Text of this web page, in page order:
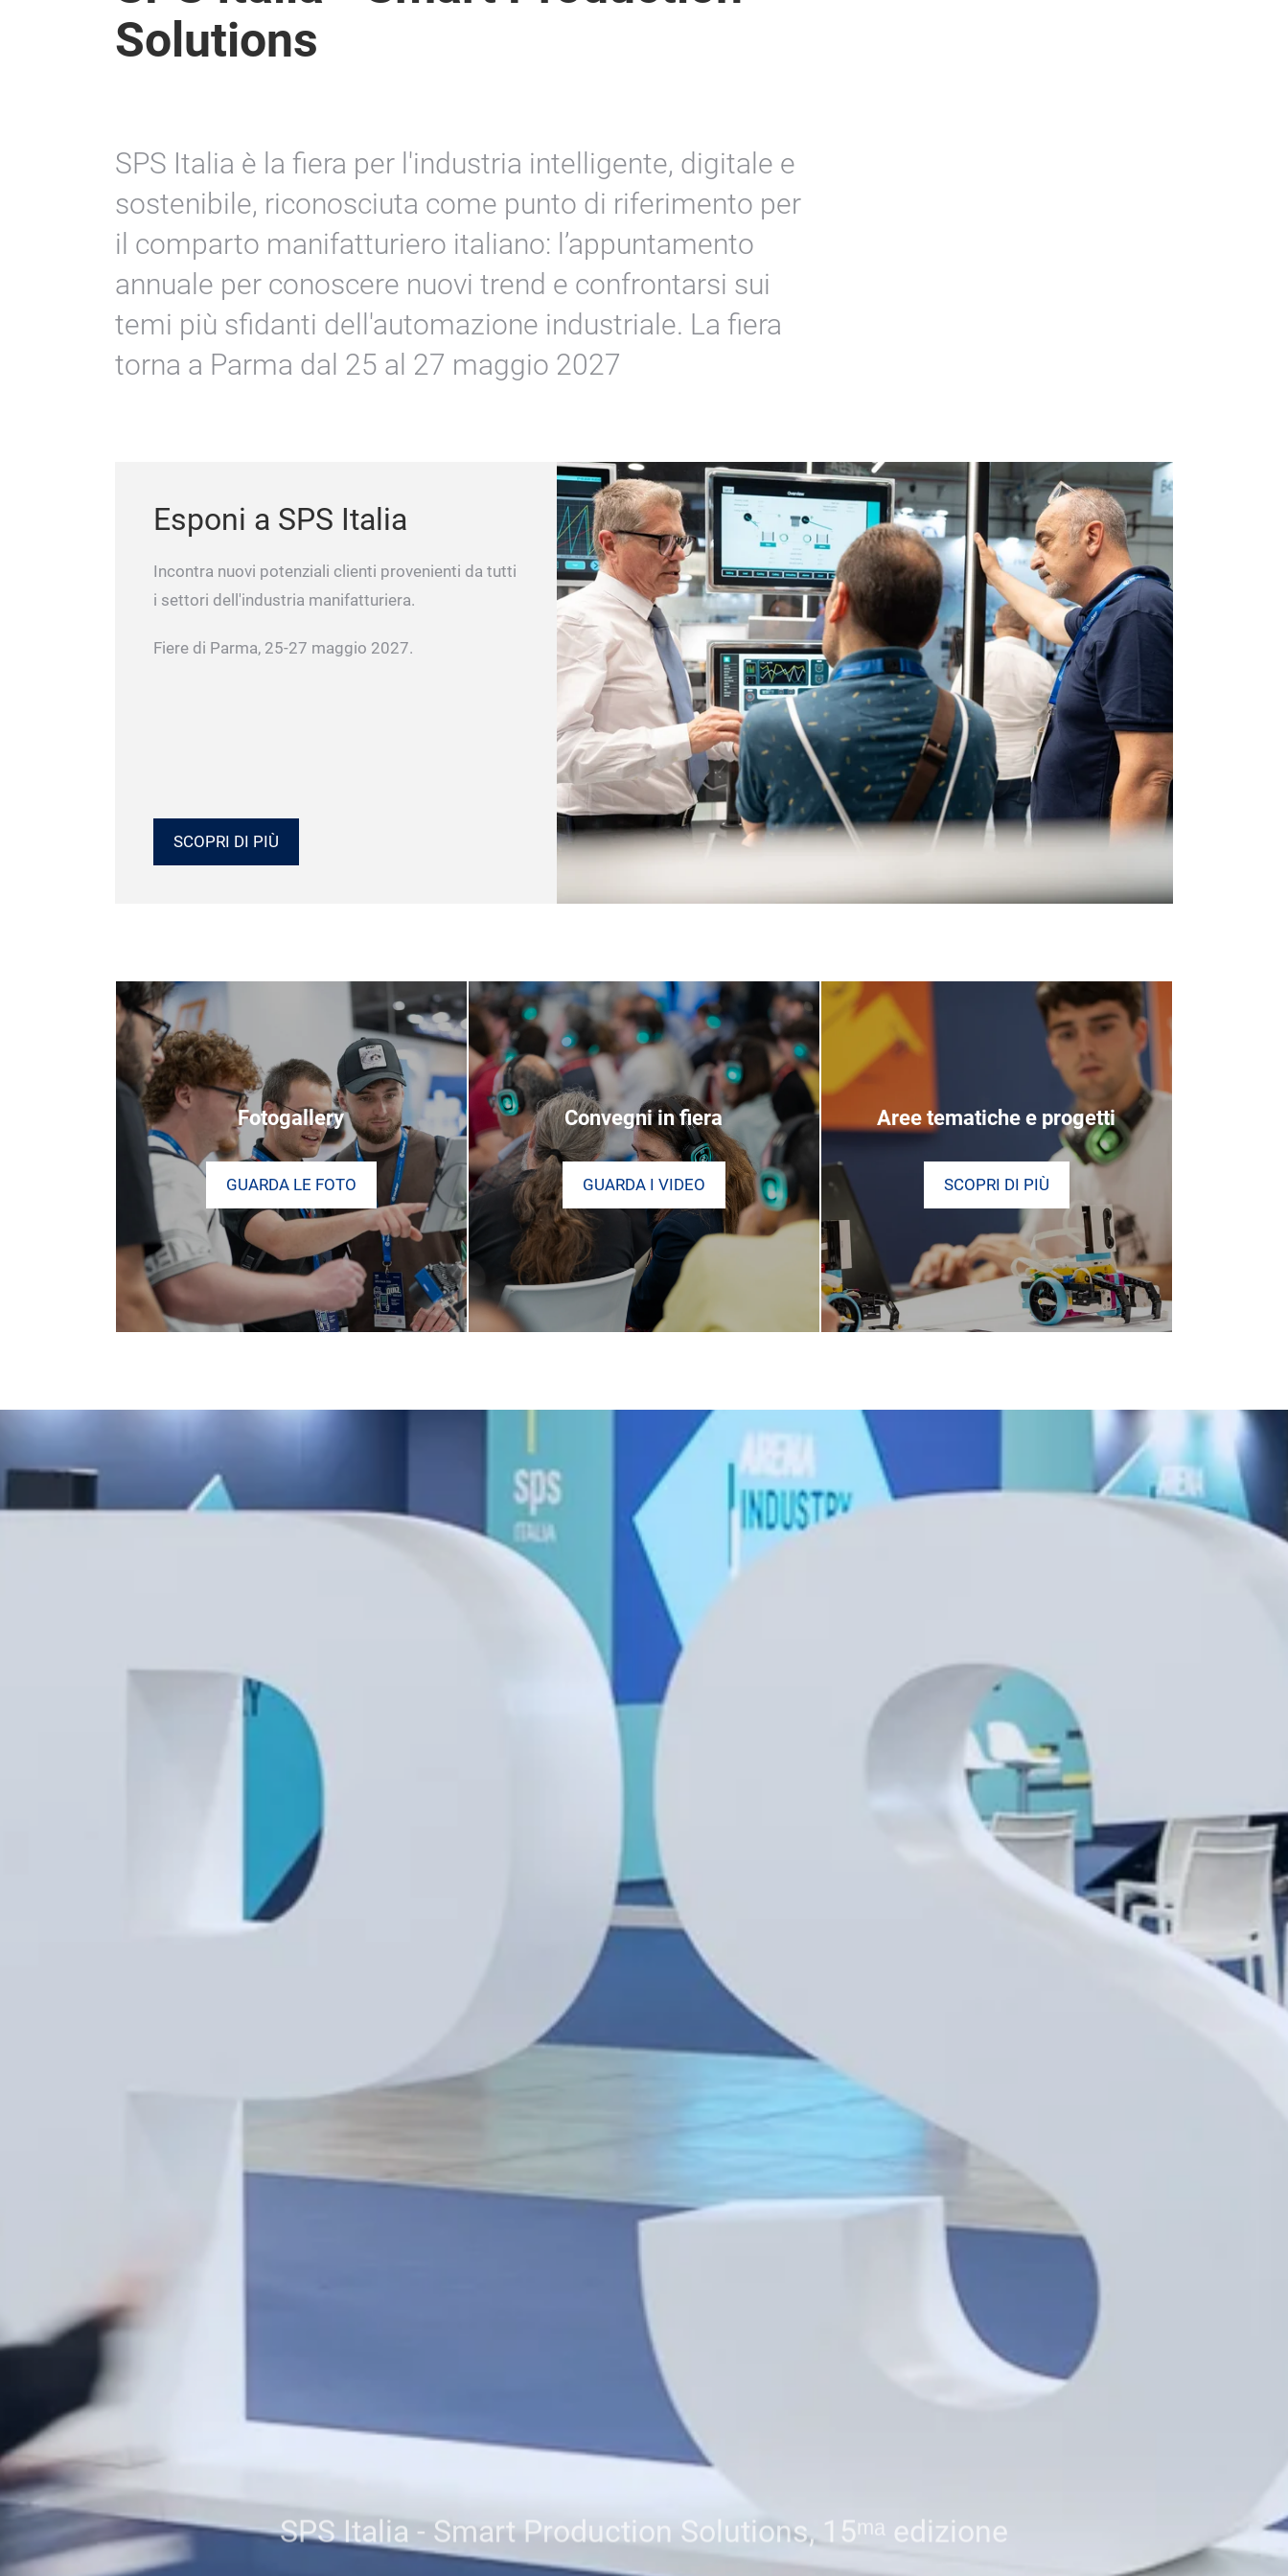
Solutions
SPS Italia è la fiera per l'industria intelligente, digitale e
sostenibile, riconosciuta come punto di riferimento per
il comparto manifatturiero italiano: l’appuntamento
annuale per conoscere nuovi trend e confrontarsi sui
temi più sfidanti dell'automazione industriale. La fiera
torna a Parma dal 25 al 27 maggio 2027
Esponi a SPS Italia
Incontra nuovi potenziali clienti provenienti da tutti
i settori dell'industria manifatturiera.
Fiere di Parma, 25-27 maggio 2027.
SCOPRI DI PIÙ
Fotogallery
GUARDA LE FOTO
Convegni in fiera
GUARDA I VIDEO
Aree tematiche e progetti
SCOPRI DI PIÙ
SPS Italia - Smart Production Solutions, 15ᵐᵃ edizione